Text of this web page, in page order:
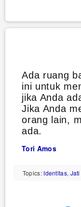
Ada ruang
ini untuk
jika Anda
Jika Anda
orang lain,
ada.
Tori Amos
Topics: Identitas,